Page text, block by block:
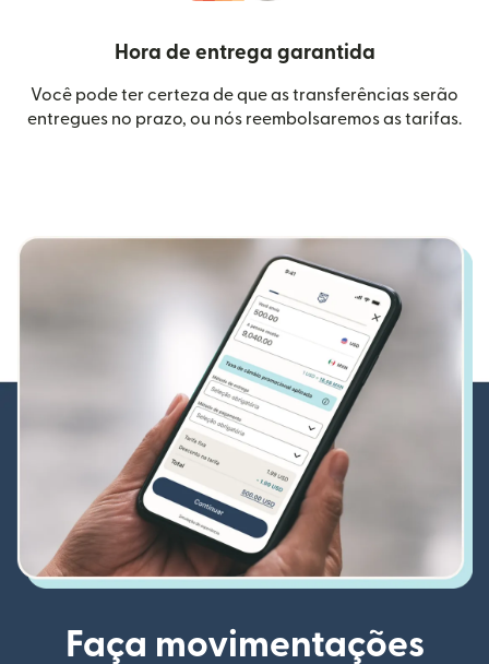
Hora de entrega garantida
Você pode ter certeza de que as transferências serão
entregues no prazo, ou nós reembolsaremos as tarifas.
Faça movimentações